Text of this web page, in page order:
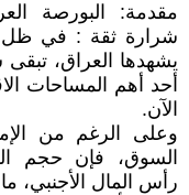
مقدمة: البورصة
شرارة ثقة : في ظل
أحد أهم المساحات
الآن.
وعلى الرغم من
السوق، فإن حجم
رأس المال الأجنبي،